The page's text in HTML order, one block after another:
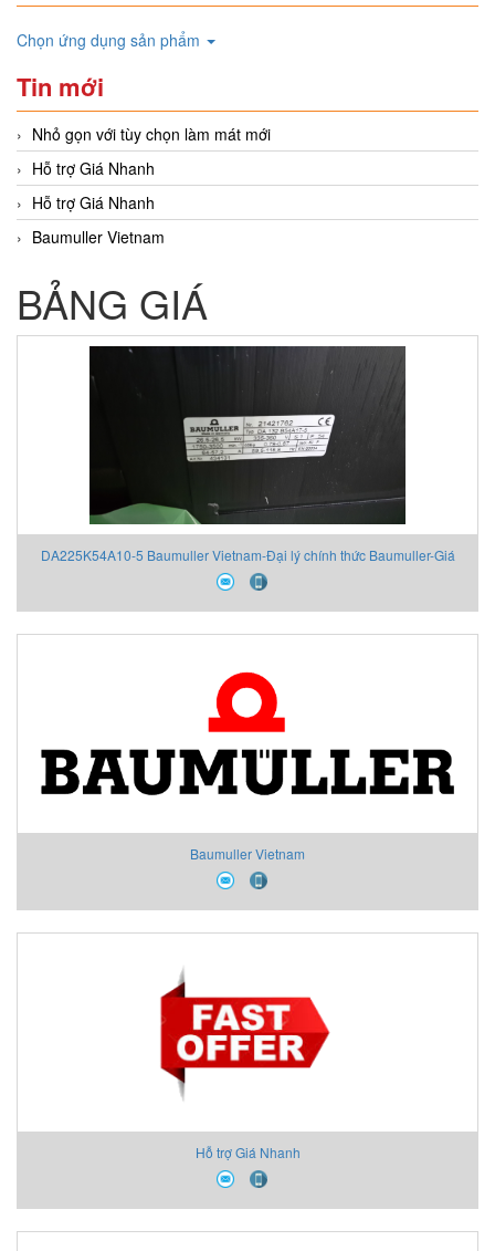
Chọn ứng dụng sản phẩm
Tin mới
Nhỏ gọn với tùy chọn làm mát mới
Hỗ trợ Giá Nhanh
Hỗ trợ Giá Nhanh
Baumuller Vietnam
BẢNG GIÁ
DA225K54A10-5 Baumuller Vietnam-Đại lý chính thức Baumuller-Giá
đại lý Baumuller
Baumuller Vietnam
Hỗ trợ Giá Nhanh